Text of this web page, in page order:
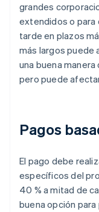
grandes
extendidos o
tarde en plazos
más largos puede
una buena
pero puede
Pagos
El pago debe
específicos del
40 % a mitad de
buena opción